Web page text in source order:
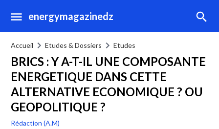
energymagazinedz
Accueil Etudes & Dossiers Etudes
BRICS : Y A-T-IL UNE COMPOSANTE
ENERGETIQUE DANS CETTE
ALTERNATIVE ECONOMIQUE ? OU
GEOPOLITIQUE ?
Rédaction (A.M)